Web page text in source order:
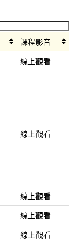
課程影音
線上觀看
線上觀看
線上觀看
線上觀看
線上觀看